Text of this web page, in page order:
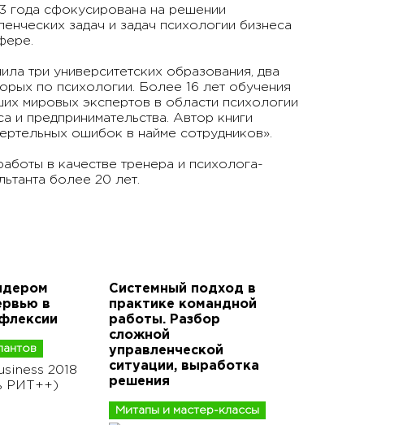
года сфокусирована на решении
задач и задач психологии бизнеса
три университетских образования, два
по психологии. Более 16 лет обучения
мировых экспертов в области психологии
и предпринимательства. Автор книги
ошибок в найме сотрудников».
в качестве тренера и психолога-
более 20 лет.
в
2018
РИТ++)
Системный подход в
практике командной
работы. Разбор
сложной
управленческой
ситуации, выработка
решения
Митапы и мастер-классы